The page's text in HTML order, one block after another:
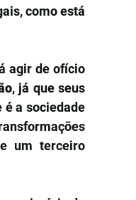
como está
agir de ofício
, já que seus
a sociedade
um terceiro